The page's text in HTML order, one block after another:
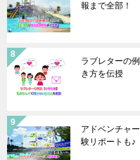
報まで全部！
ラブレターの
き方を伝授
アドベンチャ
験リポートも♪